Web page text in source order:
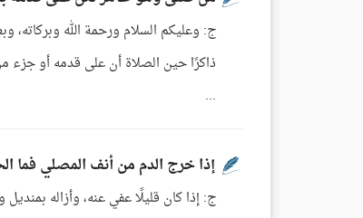
ج: وعليكم السلام ورحمة الله وبركاته،
ذاكرًا حين الصلاة أن على قدمه أو جزء
...
إذا خرج الدم من أنف المصلي فما
ج: إذا كان قليلًا عفي عنه، وأزاله